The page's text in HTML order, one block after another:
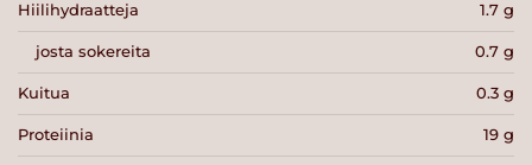
Hiilihydraatteja 1.7 g
josta sokereita 0.7 g
Kuitua 0.3 g
Proteiinia 19 g